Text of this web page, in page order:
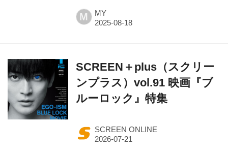
M MY
SCREEN＋plus（スクリー
ンプラス）vol.91 映画『ブ
ルーロック』特集
SCREEN ONLINE